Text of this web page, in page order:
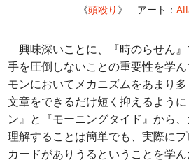
《頭殴り 》 アート：
興味深いことに、『時のらせん
手を圧倒しないことの重要性を学
モンにおいてメカニズムをあまり
文章をできるだけ短く抑えるよう
ン』と『モーニングタイド』から
理解することは簡単でも、実際に
カードがありうるということを学ん